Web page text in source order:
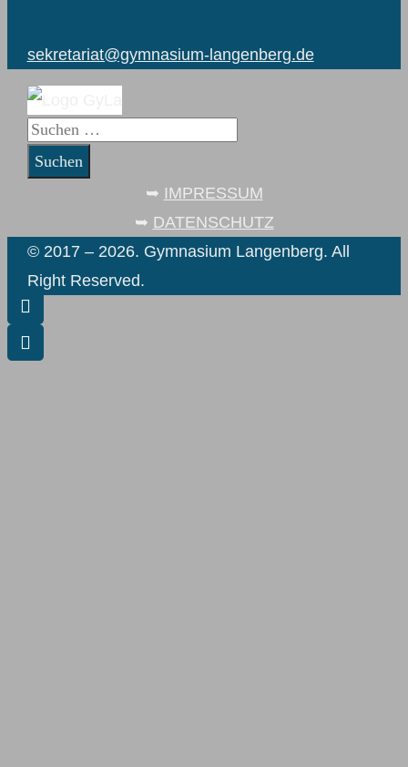
sekretariat@gymnasium-langenberg.de
Suchen
nach:
➥ IMPRESSUM
➥ DATENSCHUTZ
© 2017 – 2026. Gymnasium Langenberg. All
Right Reserved.